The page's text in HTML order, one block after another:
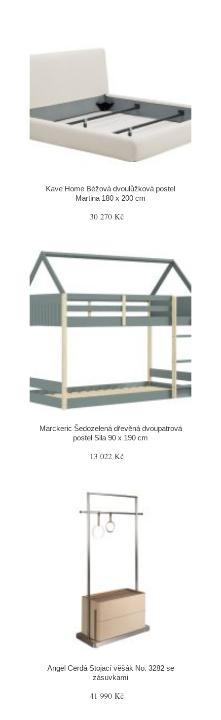
Kave Home Béžová dvoulůžková postel
Martina 180 x 200 cm
30 270 Kč
Marckeric Šedozelená dřevěná dvoupatrová
postel Sila 90 x 190 cm
13 022 Kč
Angel Cerdá Stojací věšák No. 3282 se
zásuvkami
41 990 Kč